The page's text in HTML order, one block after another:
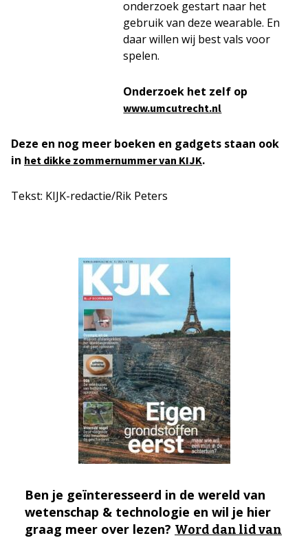
onderzoek gestart naar het
gebruik van deze wearable. En
daar willen wij best vals voor
spelen.
Onderzoek het zelf op
www.umcutrecht.nl
Deze en nog meer boeken en gadgets staan ook
in het dikke zommernummer van KIJK.
Tekst: KIJK-redactie/Rik Peters
Ben je geïnteresseerd in de wereld van
wetenschap & technologie en wil je hier
graag meer over lezen? Word dan lid van